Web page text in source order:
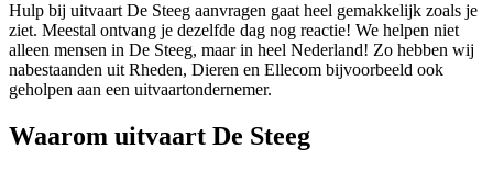
Hulp bij uitvaart De Steeg aanvragen gaat heel gemakkelijk zoals je
ziet. Meestal ontvang je dezelfde dag nog reactie! We helpen niet
alleen mensen in De Steeg, maar in heel Nederland! Zo hebben wij
nabestaanden uit Rheden, Dieren en Ellecom bijvoorbeeld ook
geholpen aan een uitvaartondernemer.
Waarom uitvaart De Steeg